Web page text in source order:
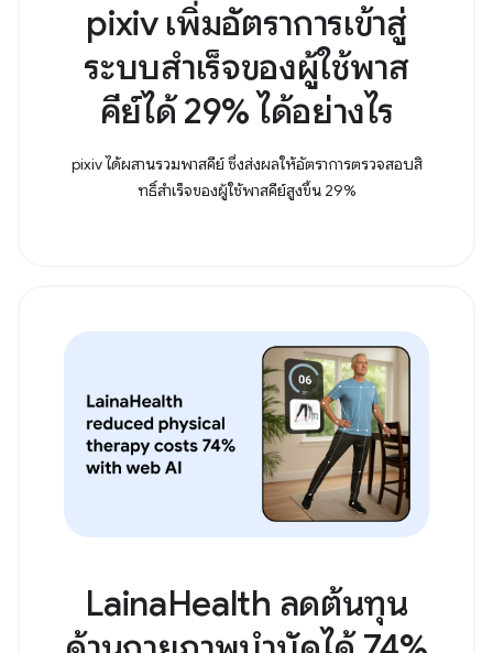
pixiv เพิ่มอัตราการเข้าสู่
ระบบสำเร็จของผู้ใช้พาส
คีย์ได้ 29% ได้อย่างไร
pixiv ได้ผสานรวมพาสคีย์ ซึ่งส่งผลให้อัตราการตรวจสอบสิ
ทธิ์สําเร็จของผู้ใช้พาสคีย์สูงขึ้น 29%
LainaHealth ลดต้นทุน